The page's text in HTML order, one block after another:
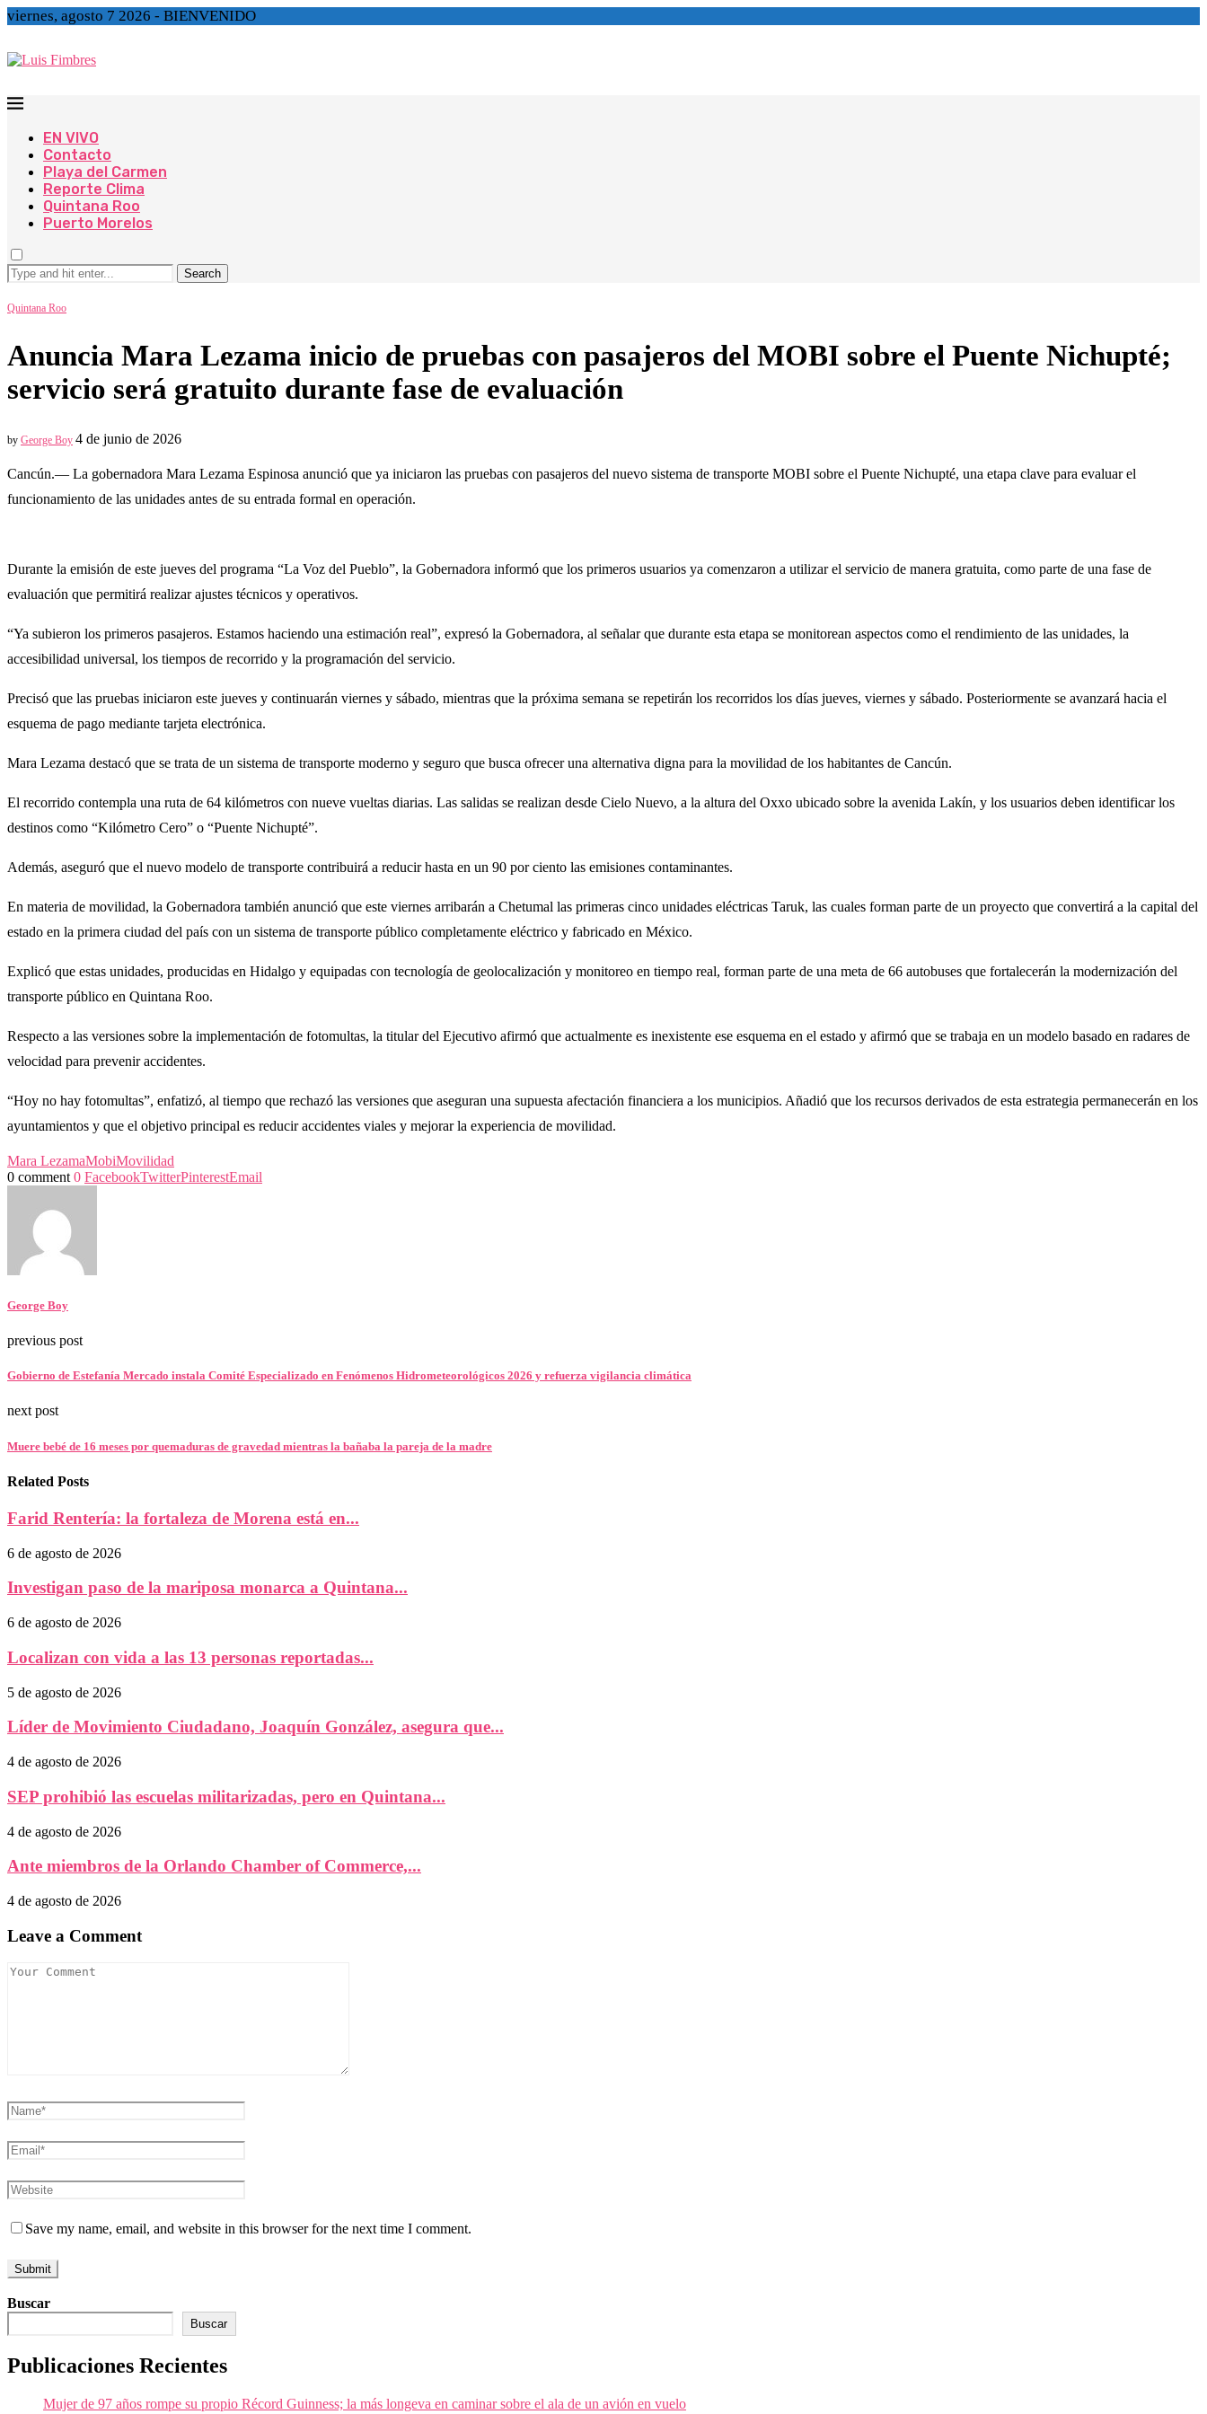
viernes, agosto 7 2026 - BIENVENIDO
EN VIVO
Contacto
Playa del Carmen
Reporte Clima
Quintana Roo
Puerto Morelos
Search
Quintana Roo
Anuncia Mara Lezama inicio de pruebas con pasajeros del MOBI sobre el Puente Nichupté;
servicio será gratuito durante fase de evaluación
by George Boy 4 de junio de 2026
Cancún.— La gobernadora Mara Lezama Espinosa anunció que ya iniciaron las pruebas con pasajeros del nuevo sistema de transporte MOBI sobre el Puente Nichupté, una etapa clave para evaluar el
funcionamiento de las unidades antes de su entrada formal en operación.
Durante la emisión de este jueves del programa “La Voz del Pueblo”, la Gobernadora informó que los primeros usuarios ya comenzaron a utilizar el servicio de manera gratuita, como parte de una fase de
evaluación que permitirá realizar ajustes técnicos y operativos.
“Ya subieron los primeros pasajeros. Estamos haciendo una estimación real”, expresó la Gobernadora, al señalar que durante esta etapa se monitorean aspectos como el rendimiento de las unidades, la
accesibilidad universal, los tiempos de recorrido y la programación del servicio.
Precisó que las pruebas iniciaron este jueves y continuarán viernes y sábado, mientras que la próxima semana se repetirán los recorridos los días jueves, viernes y sábado. Posteriormente se avanzará hacia el
esquema de pago mediante tarjeta electrónica.
Mara Lezama destacó que se trata de un sistema de transporte moderno y seguro que busca ofrecer una alternativa digna para la movilidad de los habitantes de Cancún.
El recorrido contempla una ruta de 64 kilómetros con nueve vueltas diarias. Las salidas se realizan desde Cielo Nuevo, a la altura del Oxxo ubicado sobre la avenida Lakín, y los usuarios deben identificar los
destinos como “Kilómetro Cero” o “Puente Nichupté”.
Además, aseguró que el nuevo modelo de transporte contribuirá a reducir hasta en un 90 por ciento las emisiones contaminantes.
En materia de movilidad, la Gobernadora también anunció que este viernes arribarán a Chetumal las primeras cinco unidades eléctricas Taruk, las cuales forman parte de un proyecto que convertirá a la capital del
estado en la primera ciudad del país con un sistema de transporte público completamente eléctrico y fabricado en México.
Explicó que estas unidades, producidas en Hidalgo y equipadas con tecnología de geolocalización y monitoreo en tiempo real, forman parte de una meta de 66 autobuses que fortalecerán la modernización del
transporte público en Quintana Roo.
Respecto a las versiones sobre la implementación de fotomultas, la titular del Ejecutivo afirmó que actualmente es inexistente ese esquema en el estado y afirmó que se trabaja en un modelo basado en radares de
velocidad para prevenir accidentes.
“Hoy no hay fotomultas”, enfatizó, al tiempo que rechazó las versiones que aseguran una supuesta afectación financiera a los municipios. Añadió que los recursos derivados de esta estrategia permanecerán en los
ayuntamientos y que el objetivo principal es reducir accidentes viales y mejorar la experiencia de movilidad.
Mara LezamaMobiMovilidad
0 comment 0 FacebookTwitterPinterestEmail
George Boy
previous post
Gobierno de Estefanía Mercado instala Comité Especializado en Fenómenos Hidrometeorológicos 2026 y refuerza vigilancia climática
next post
Muere bebé de 16 meses por quemaduras de gravedad mientras la bañaba la pareja de la madre
Related Posts
Farid Rentería: la fortaleza de Morena está en...
6 de agosto de 2026
Investigan paso de la mariposa monarca a Quintana...
6 de agosto de 2026
Localizan con vida a las 13 personas reportadas...
5 de agosto de 2026
Líder de Movimiento Ciudadano, Joaquín González, asegura que...
4 de agosto de 2026
SEP prohibió las escuelas militarizadas, pero en Quintana...
4 de agosto de 2026
Ante miembros de la Orlando Chamber of Commerce,...
4 de agosto de 2026
Leave a Comment
Save my name, email, and website in this browser for the next time I comment.
Buscar
Buscar
Publicaciones Recientes
Mujer de 97 años rompe su propio Récord Guinness; la más longeva en caminar sobre el ala de un avión en vuelo